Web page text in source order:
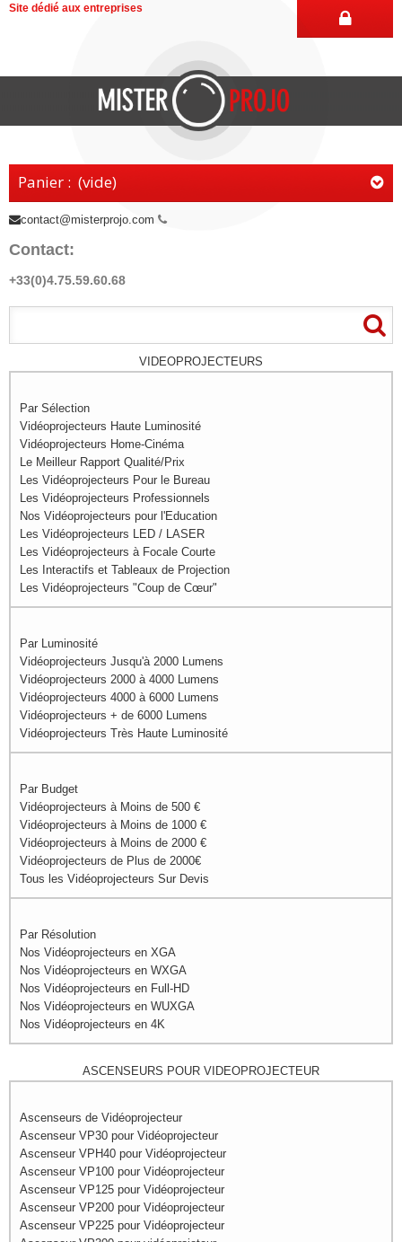
Site dédié aux entreprises
Panier : (vide)
contact@misterprojo.com
Contact:
+33(0)4.75.59.60.68
VIDEOPROJECTEURS
Par Sélection
Vidéoprojecteurs Haute Luminosité
Vidéoprojecteurs Home-Cinéma
Le Meilleur Rapport Qualité/Prix
Les Vidéoprojecteurs Pour le Bureau
Les Vidéoprojecteurs Professionnels
Nos Vidéoprojecteurs pour l'Education
Les Vidéoprojecteurs LED / LASER
Les Vidéoprojecteurs à Focale Courte
Les Interactifs et Tableaux de Projection
Les Vidéoprojecteurs "Coup de Cœur"
Par Luminosité
Vidéoprojecteurs Jusqu'à 2000 Lumens
Vidéoprojecteurs 2000 à 4000 Lumens
Vidéoprojecteurs 4000 à 6000 Lumens
Vidéoprojecteurs + de 6000 Lumens
Vidéoprojecteurs Très Haute Luminosité
Par Budget
Vidéoprojecteurs à Moins de 500 €
Vidéoprojecteurs à Moins de 1000 €
Vidéoprojecteurs à Moins de 2000 €
Vidéoprojecteurs de Plus de 2000€
Tous les Vidéoprojecteurs Sur Devis
Par Résolution
Nos Vidéoprojecteurs en XGA
Nos Vidéoprojecteurs en WXGA
Nos Vidéoprojecteurs en Full-HD
Nos Vidéoprojecteurs en WUXGA
Nos Vidéoprojecteurs en 4K
ASCENSEURS POUR VIDEOPROJECTEUR
Ascenseurs de Vidéoprojecteur
Ascenseur VP30 pour Vidéoprojecteur
Ascenseur VPH40 pour Vidéoprojecteur
Ascenseur VP100 pour Vidéoprojecteur
Ascenseur VP125 pour Vidéoprojecteur
Ascenseur VP200 pour Vidéoprojecteur
Ascenseur VP225 pour Vidéoprojecteur